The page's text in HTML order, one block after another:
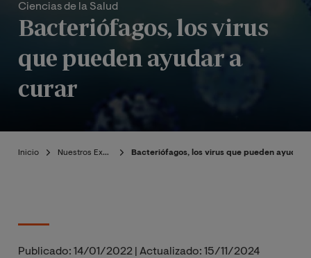
Ciencias de la Salud
Bacteriófagos, los virus
que pueden ayudar a
curar
Inicio Nuestros Expertos Bacteriófagos, los virus que pueden ayudar
Publicado: 14/01/2022 Actualizado: 15/11/2024